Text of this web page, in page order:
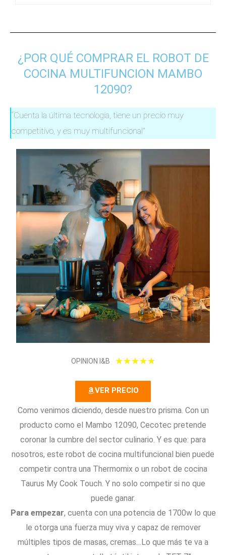
¿POR QUÉ COMPRAR EL ROBOT DE
COCINA MULTIFUNCION MAMBO
12090?
“Cuenta la última tecnología, tiene un precio muy
competitivo, y es muy multifuncional”
Como venimos diciendo, desde nuestro prisma. Con un
producto como el Mambo 12090, Cecotec pretende
coronar la cumbre del sector culinario. Y es que: para
nosotros, este robot de cocina multifuncional bien puede
competir contra una Thermomix o un robot de cocina
Taurus My Cook Touch. Y no solo competir si no que
puede ganar.
Para empezar, cuenta con una potencia de 1700w lo que
le otorga una fuerza muy viva y capaz de remover
múltiples tipos de masas, cremas…Lo que más te va a
OPINION I&B ★★★★★
/
5
VER PRECIO